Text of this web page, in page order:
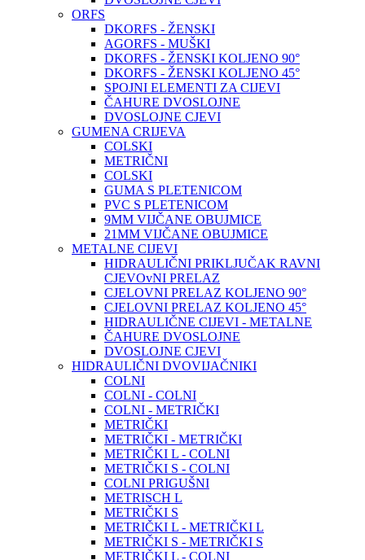
ORFS
DKORFS - ŽENSKI
AGORFS - MUŠKI
DKORFS - ŽENSKI KOLJENO 90°
DKORFS - ŽENSKI KOLJENO 45°
SPOJNI ELEMENTI ZA CIJEVI
ČAHURE DVOSLOJNE
DVOSLOJNE CJEVI
GUMENA CRIJEVA
COLSKI
METRIČNI
COLSKI
GUMA S PLETENICOM
PVC S PLETENICOM
9MM VIJČANE OBUJMICE
21MM VIJČANE OBUJMICE
METALNE CIJEVI
HIDRAULIČNI PRIKLJUČAK RAVNI
CJEVOvNI PRELAZ
CJELOVNI PRELAZ KOLJENO 90°
CJELOVNI PRELAZ KOLJENO 45°
HIDRAULIČNE CIJEVI - METALNE
ČAHURE DVOSLOJNE
DVOSLOJNE CJEVI
HIDRAULIČNI DVOVIJAČNIKI
COLNI
COLNI - COLNI
COLNI - METRIČKI
METRIČKI
METRIČKI - METRIČKI
METRIČKI L - COLNI
METRIČKI S - COLNI
COLNI PRIGUŠNI
METRISCH L
METRIČKI S
METRIČKI L - METRIČKI L
METRIČKI S - METRIČKI S
METRIČKI L - COLNI